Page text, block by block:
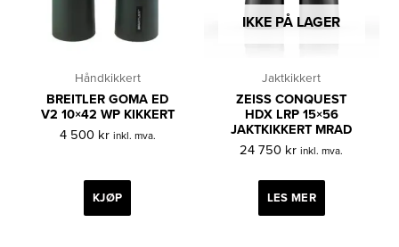
Håndkikkert
BREITLER GOMA ED
V2 10×42 WP KIKKERT
4 500 kr inkl. mva.
KJØP
IKKE PÅ LAGER
Jaktkikkert
ZEISS CONQUEST
HDX LRP 15×56
JAKTKIKKERT MRAD
24 750 kr inkl. mva.
LES MER